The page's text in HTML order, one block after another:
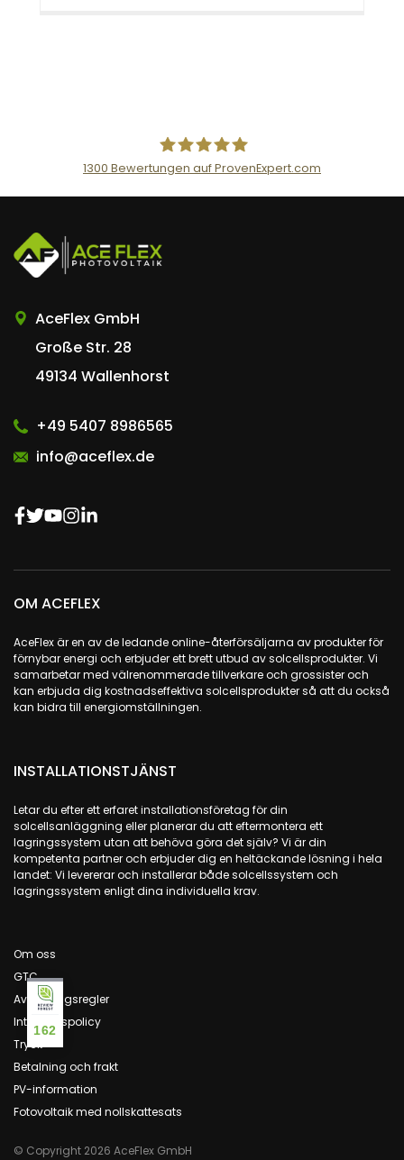
AceFlex GmbH
1300 Bewertungen auf ProvenExpert.com
AceFlex GmbH
Große Str. 28
49134 Wallenhorst
+49 5407 8986565
info@aceflex.de
OM ACEFLEX
AceFlex är en av de ledande online-återförsäljarna av produkter för
förnybar energi och erbjuder ett brett utbud av solcellsprodukter. Vi
samarbetar med välrenommerade tillverkare och grossister och
kan erbjuda dig kostnadseffektiva solcellsprodukter så att du också
kan bidra till energiomställningen.
INSTALLATIONSTJÄNST
Letar du efter ett erfaret installationsföretag för din
solcellsanläggning eller planerar du att eftermontera ett
lagringssystem utan att behöva göra det själv? Vi är din
kompetenta partner och erbjuder dig en heltäckande lösning i hela
landet: Vi levererar och installerar både solcellssystem och
lagringssystem enligt dina individuella krav.
Om oss
GTC
Avbokningsregler
Integritetspolicy
Tryck
Betalning och frakt
PV-information
Fotovoltaik med nollskattesats
© Copyright 2026 AceFlex GmbH
162